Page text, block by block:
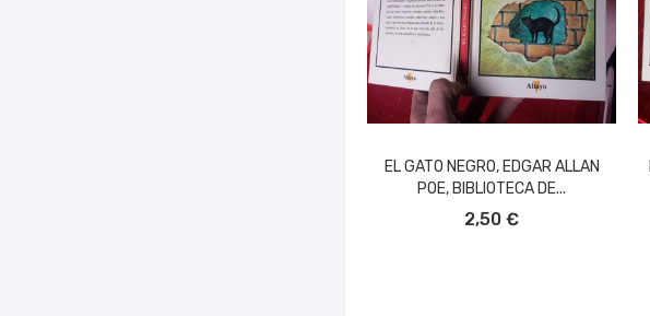
EL GATO NEGRO, EDGAR ALLAN
POE, BIBLIOTECA DE...
2,50 €